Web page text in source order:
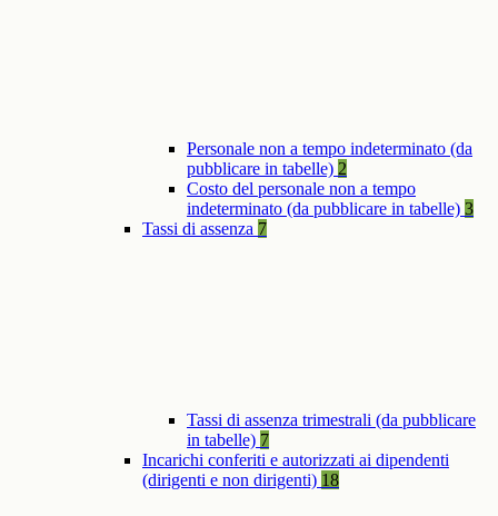
Personale non a tempo indeterminato (da
pubblicare in tabelle) 2
Costo del personale non a tempo
indeterminato (da pubblicare in tabelle) 3
Tassi di assenza 7
Tassi di assenza trimestrali (da pubblicare
in tabelle) 7
Incarichi conferiti e autorizzati ai dipendenti
(dirigenti e non dirigenti) 18